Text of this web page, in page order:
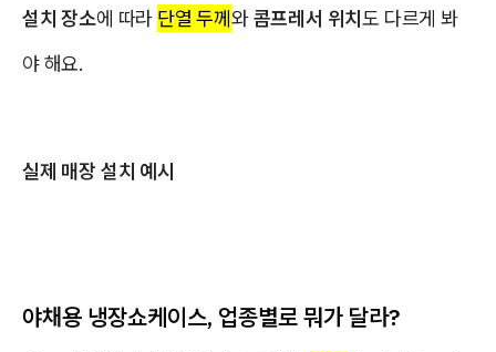
설치 장소에 따라 단열 두께와콤프레서 위치도 다르게 봐
야 해요.
실제 매장 설치 예시
야채용 냉장쇼케이스, 업종별로 뭐가 달라?